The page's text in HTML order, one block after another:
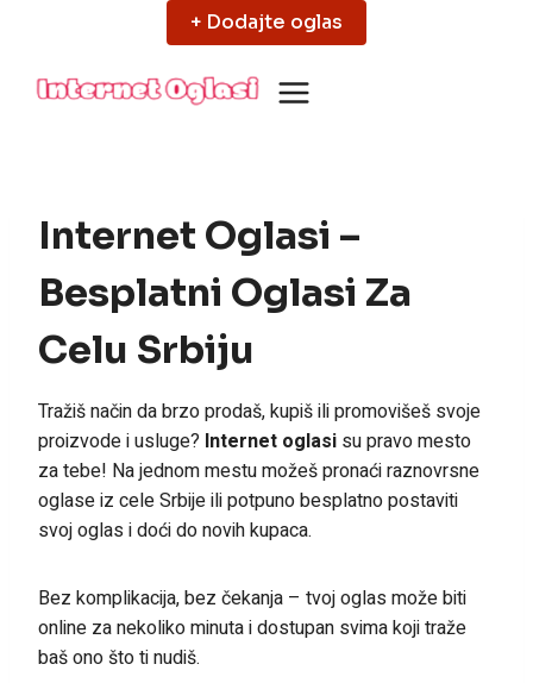
content
+ Dodajte oglas
Internet Oglasi –
Besplatni Oglasi Za
Celu Srbiju
Tražiš način da brzo prodaš, kupiš ili promovišeš svoje
proizvode i usluge? Internet oglasi su pravo mesto
za tebe! Na jednom mestu možeš pronaći raznovrsne
oglase iz cele Srbije ili potpuno besplatno postaviti
svoj oglas i doći do novih kupaca.
Bez komplikacija, bez čekanja – tvoj oglas može biti
online za nekoliko minuta i dostupan svima koji traže
baš ono što ti nudiš.